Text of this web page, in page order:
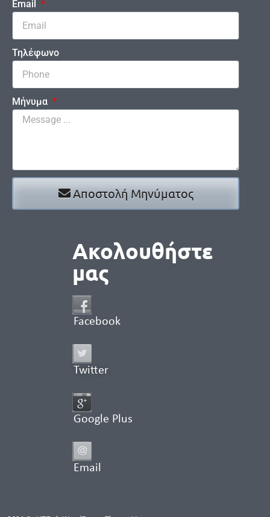
Email
Τηλέφωνο
Μήνυμα
Αποστολή Μηνύματος
Ακολουθήστε
μας
Facebook
Twitter
Google Plus
Email